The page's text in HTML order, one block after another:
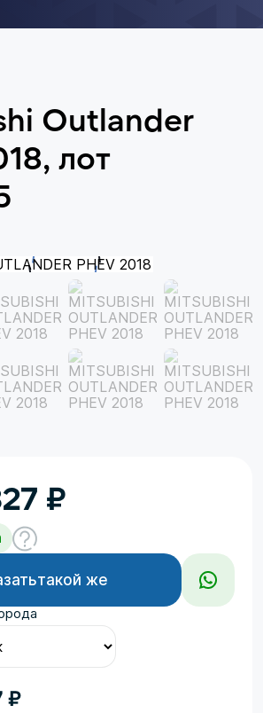
Outlander
лот
₽
такой же
₽